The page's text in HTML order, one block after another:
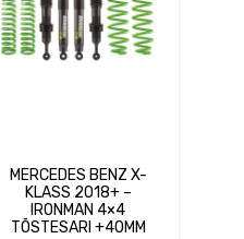
MERCEDES BENZ X-
KLASS 2018+ –
IRONMAN 4×4
TÕSTESARI +40MM